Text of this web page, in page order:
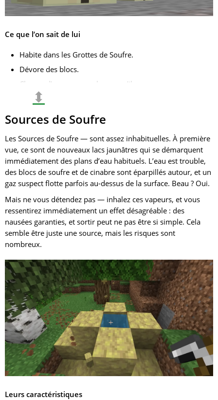
Ce que l’on sait de lui
Habite dans les Grottes de Soufre.
Dévore des blocs.
Change d’apparence selon ce qu’il mange.
Certains de ses traits doivent être découverts par les
Ajoute un élément d’imprévisibilité.
Encourage à tester quels blocs influencent son
comportement et son apparence.
S’intègre bien dans le thème des zones souterraines
dangereuses.
joueurs pourraient ne pas comprendre son utilité.
Il y a un risque qu’il soit plus "amusant" qu’utile dans le
jeu réel.
S’il détruit trop activement des blocs, cela peut être
agaçant, surtout en mode survie.
⬍
Sources de Soufre
Les Sources de Soufre — sont assez inhabituelles. À première
vue, ce sont de nouveaux lacs jaunâtres qui se démarquent
immédiatement des plans d’eau habituels. L’eau est trouble,
des blocs de soufre et de cinabre sont éparpillés autour, et un
gaz suspect flotte parfois au-dessus de la surface. Beau ? Oui.
Mais ne vous détendez pas — inhalez ces vapeurs, et vous
ressentirez immédiatement un effet désagréable : des
nausées garanties, et sortir peut ne pas être si simple. Cela
semble être juste une source, mais les risques sont
nombreux.
Leurs caractéristiques